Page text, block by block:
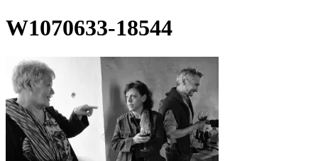
W1070633-18544